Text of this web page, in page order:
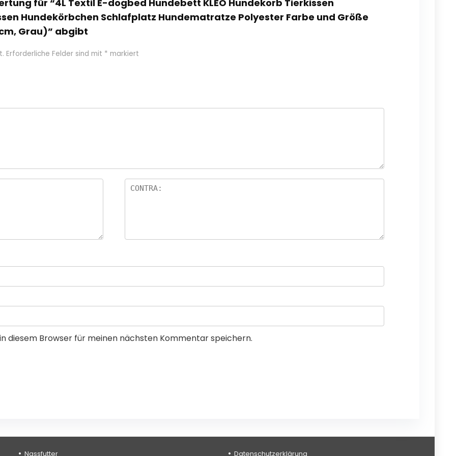
für “4L Textil E-dogbed Hundebett KLEO Hundekorb Tierkissen
Hundekörbchen Schlafplatz Hundematratze Polyester Farbe und Größe
Grau)” abgibt
Erforderliche Felder sind mit * markiert
diesem Browser für meinen nächsten Kommentar speichern.
Nassfutter Datenschutzerklärung